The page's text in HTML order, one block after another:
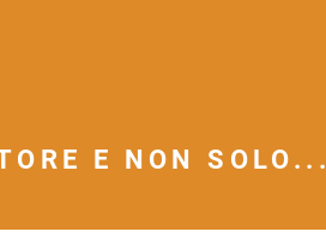
E NON SOLO...